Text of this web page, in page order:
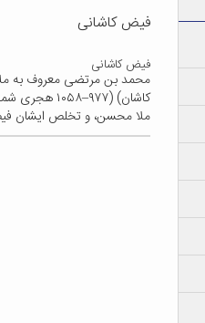
فیض کاشانی
فیض کاشانی
کاشان)
ملا محسن، و تخلص ایشان